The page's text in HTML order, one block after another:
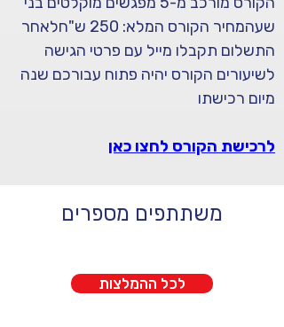
שעהמחיר הקורס המלא: 250 ש"חלאחר
התשלום תקבלו מייל עם פרטי הגישה
לשיעורים הקורס יהיה פתוח עבורכם שנה
מיום רכישתו
לרכישת הקורס לחצו כאן
משתתפים מספרים
לכל ההמלצות